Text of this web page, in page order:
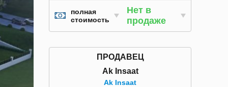
полная
стоимость
Нет в
продаже
ПРОДАВЕЦ
Ak Insaat
Ak Insaat